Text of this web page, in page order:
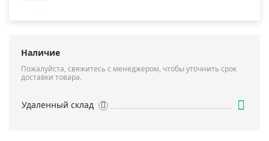
Наличие
Пожалуйста, свяжитесь с менеджером, чтобы уточнить срок
доставки товара.
Удаленный склад